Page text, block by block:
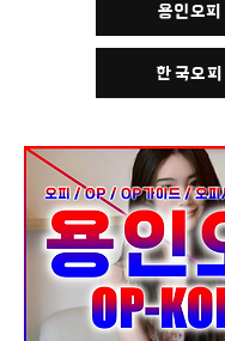
용인오피
한국오피